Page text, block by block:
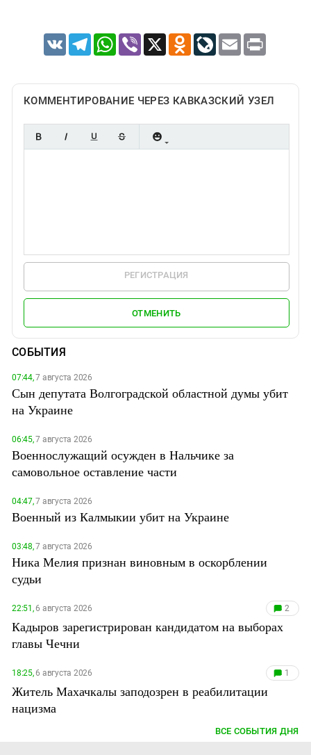
VK TelegramWhatsApp
Viber X Odnoklassniki
LiveJournal
Email Print
КОММЕНТИРОВАНИЕ ЧЕРЕЗ КАВКАЗСКИЙ УЗЕЛ
РЕГИСТРАЦИЯ
ОТМЕНИТЬ
СОБЫТИЯ
07:44,7 августа 2026
Сын депутата Волгоградской областной думы убит
на Украине
06:45,7 августа 2026
Военнослужащий осужден в Нальчике за
самовольное оставление части
04:47,7 августа 2026
Военный из Калмыкии убит на Украине
03:48,7 августа 2026
Ника Мелия признан виновным в оскорблении
судьи
22:51,6 августа 2026 2
Кадыров зарегистрирован кандидатом на выборах
главы Чечни
18:25,6 августа 2026 1
Житель Махачкалы заподозрен в реабилитации
нацизма
ВСЕ СОБЫТИЯ ДНЯ